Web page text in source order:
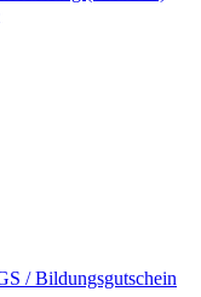
/ Bildungsgutschein